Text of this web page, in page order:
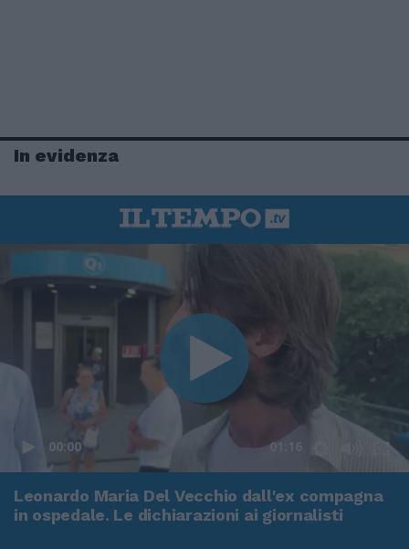
In evidenza
00:00 01:16
Leonardo Maria Del Vecchio dall'ex compagna
in ospedale. Le dichiarazioni ai giornalisti